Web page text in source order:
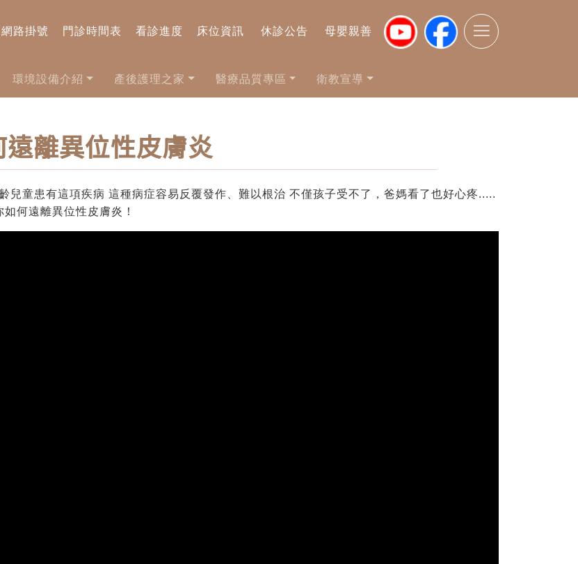
網路掛號 門診時間表 看診進度 床位資訊 休診公告 母嬰親善
環境設備介紹 產後護理之家 醫療品質專區 衛教宣導
遠離異位性皮膚炎
兒童患有這項疾病 這種病症容易反覆發作、難以根治 不僅孩子受不了，爸媽看了也好心疼.....
何遠離異位性皮膚炎！